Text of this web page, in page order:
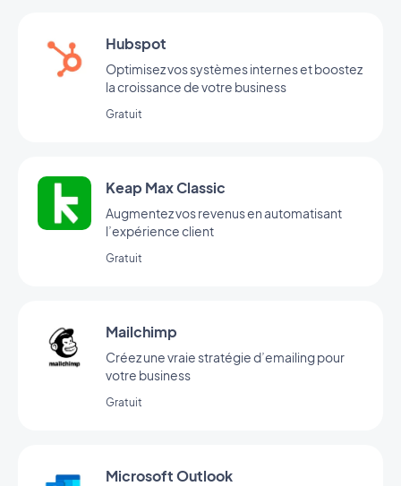
Hubspot
Optimisez vos systèmes internes et boostez
la croissance de votre business
Gratuit
Keap Max Classic
Augmentez vos revenus en automatisant
l’expérience client
Gratuit
Mailchimp
Créez une vraie stratégie d’emailing pour
votre business
Gratuit
Microsoft Outlook